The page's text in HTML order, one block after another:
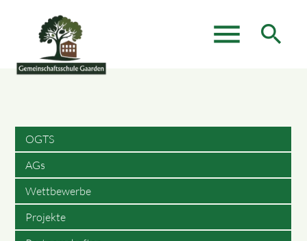
menu search
OGTS
AGs
Wettbewerbe
Projekte